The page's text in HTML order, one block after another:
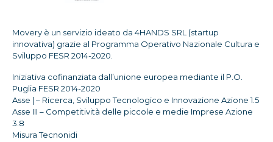
Movery è un servizio ideato da 4HANDS SRL (startup
innovativa) grazie al Programma Operativo Nazionale Cultura e
Sviluppo FESR 2014-2020.
Iniziativa cofinanziata dall’unione europea mediante il P.O.
Puglia FESR 2014-2020
Asse | – Ricerca, Sviluppo Tecnologico e Innovazione Azione 1.5
Asse III – Competitività delle piccole e medie Imprese Azione
3.8
Misura Tecnonidi